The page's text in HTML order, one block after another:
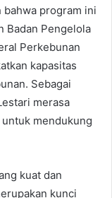
bahwa program ini
Badan Pengelola
Perkebunan
kapasitas
Sebagai
merasa
mendukung
kuat dan
kunci